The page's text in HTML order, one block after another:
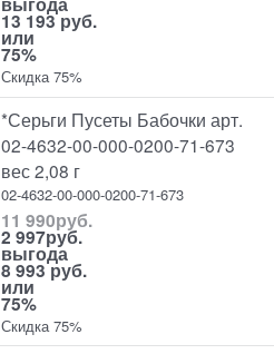
13 193 руб.
или
75%
Скидка 75%
*Серьги Пусеты Бабочки арт.
02-4632-00-000-0200-71-673
вес 2,08 г
02-4632-00-000-0200-71-673
11 990руб.
2 997руб.
выгода
8 993 руб.
или
75%
Скидка 75%